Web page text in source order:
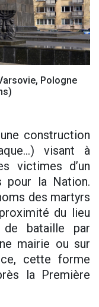
Pologne
construction
visant à
victimes d’un
pour la Nation.
des martyrs
du lieu
de bataille par
mairie ou sur
cette forme
la Première